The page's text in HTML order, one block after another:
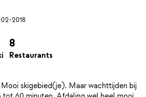
2018
8
Restaurants
skigebied(je). Maar wachttijden bij